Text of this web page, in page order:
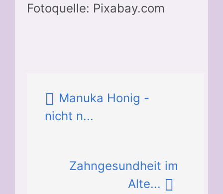
Fotoquelle: Pixabay.com
Manuka Honig -
nicht n...
Zahngesundheit im
Alte...